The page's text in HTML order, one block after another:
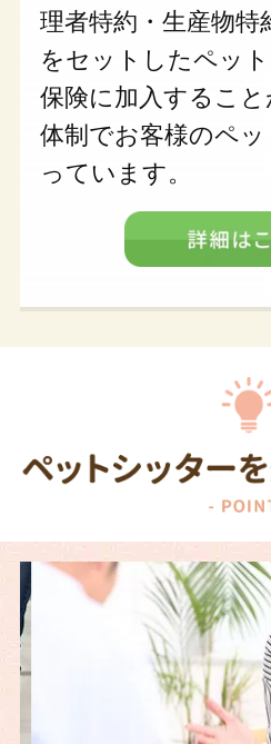
理者特約・生産物特
をセットしたペッ
保険に加入するこ
体制でお客様のペ
っています。